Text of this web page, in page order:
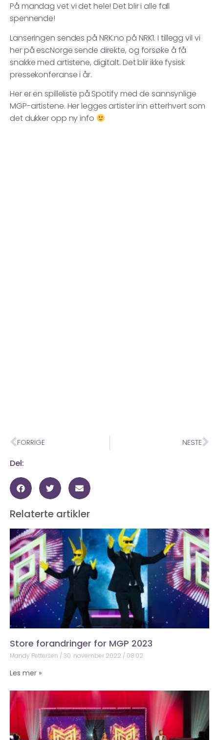
På mandag vet vi det hele! Det blir i alle fall
spennende!
Lanseringen sendes på NRK.no på NRK1. I tillegg vil vi
her på escNorge sende direkte, og forsøke å få
snakke med artistene, digitalt. Det blir ikke fysisk
pressekonferanse i år.
Her er en spilleliste på Spotify med de sannsynlige
MGP-artistene. Her legges artister inn etterhvert som
det dukker opp ny info
FORRIGE NESTE
Del:
Relaterte artikler
Store forandringer for MGP 2023
Mandy Pettersen 30. november 2022 08:02
Les mer »